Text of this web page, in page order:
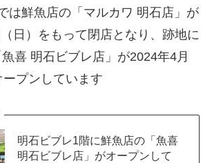
は鮮魚店の「マルカワ 明石店」が
日）をもって閉店となり、跡地に
喜 明石ビブレ店」が2024年4月
プンしています
明石ビブレ1階に鮮魚店の「魚喜
明石ビブレ店」がオープンして